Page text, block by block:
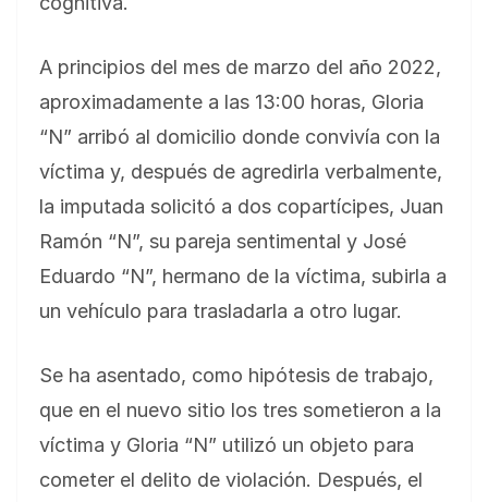
A principios del mes de marzo del año 2022,
aproximadamente a las 13:00 horas, Gloria
“N” arribó al domicilio donde convivía con la
víctima y, después de agredirla verbalmente,
la imputada solicitó a dos copartícipes, Juan
Ramón “N”, su pareja sentimental y José
Eduardo “N”, hermano de la víctima, subirla a
un vehículo para trasladarla a otro lugar.
Se ha asentado, como hipótesis de trabajo,
que en el nuevo sitio los tres sometieron a la
víctima y Gloria “N” utilizó un objeto para
cometer el delito de violación. Después, el